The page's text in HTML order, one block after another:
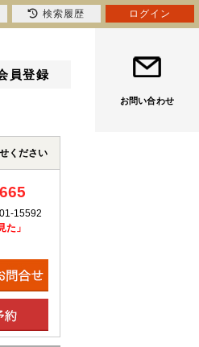
員登録
お問い合わせ
ください
15592
た」
検索履歴 ログイン